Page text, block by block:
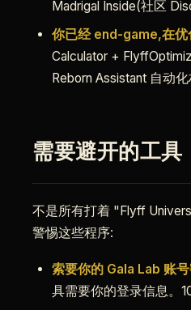
Madrigal Inside(社区
你已经 end-game,在优
Calculator +
Reborn Assistant 自动化
需要避开的工具
不是所有打着 "Flyff
警惕这些程序:
索要你的 Gala Lab 账
具需要你的登录信息。